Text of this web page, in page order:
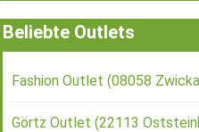
Beliebte Outlets
Fashion Outlet (08058
Görtz Outlet (22113